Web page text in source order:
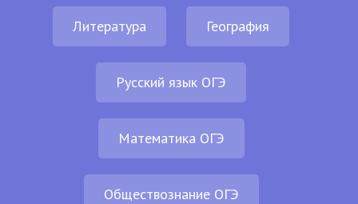
Литература География
Русский язык ОГЭ
Математика ОГЭ
Обществознание ОГЭ